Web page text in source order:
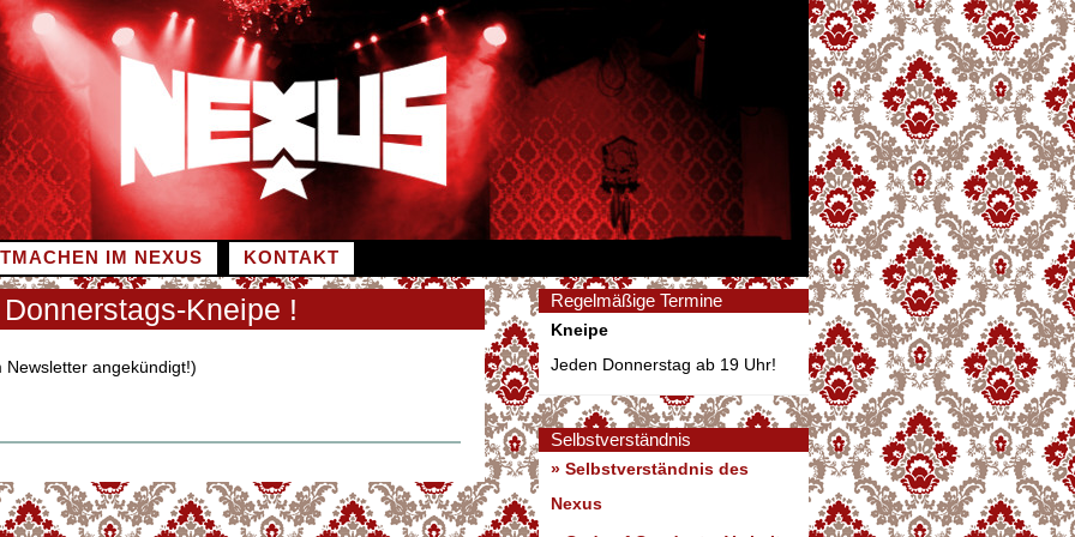
IM NEXUS KONTAKT
Kneipe !
Newsletter angekündigt!)
Regelmäßige Termine
Kneipe
Jeden Donnerstag ab 19 Uhr!
Selbstverständnis
» Selbstverständnis des
Nexus